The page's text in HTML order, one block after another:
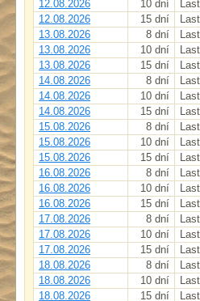
12.08.2026
10 dní
12.08.2026
15 dní
13.08.2026
8 dní
13.08.2026
10 dní
13.08.2026
15 dní
14.08.2026
8 dní
14.08.2026
10 dní
14.08.2026
15 dní
15.08.2026
8 dní
15.08.2026
10 dní
15.08.2026
15 dní
16.08.2026
8 dní
16.08.2026
10 dní
16.08.2026
15 dní
17.08.2026
8 dní
17.08.2026
10 dní
17.08.2026
15 dní
18.08.2026
8 dní
18.08.2026
10 dní
18.08.2026
15 dní